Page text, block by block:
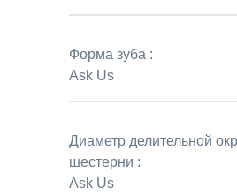
Форма зуба :
Ask Us
Диаметр делительной
шестерни :
Ask Us